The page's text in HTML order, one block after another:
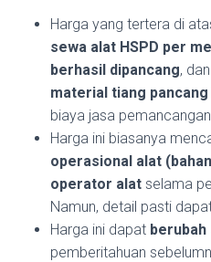
Harga yang tertera di
sewa alat HSPD per
berhasil dipancang, dan
material tiang
biaya jasa pemancangan.
Harga ini biasanya
operasional alat
operator alat selama
Namun, detail pasti
Harga ini dapat
pemberitahuan